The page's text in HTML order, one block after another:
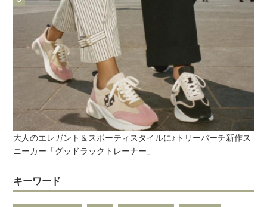
大人のエレガント＆スポーティスタイルに♪トリーバーチ新作ス
ニーカー「グッドラックトレーナー」
キーワード